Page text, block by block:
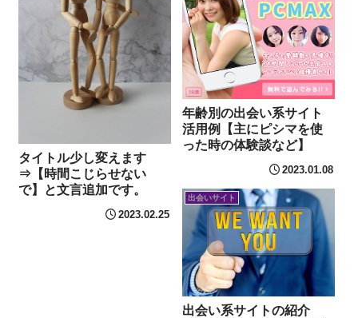
タイトル少し変えます
⇒【時間こじらせない
で】と文言追加です。
2023.02.25
年齢別の出会い系サイト
活用例【主にピシマを使
った時の体験談など】
2023.01.08
出会いサイト
出会い系サイトの紹介